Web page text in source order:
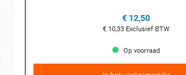
€ 12,50
€ 10,33 Exclusief BTW
Op voorraad